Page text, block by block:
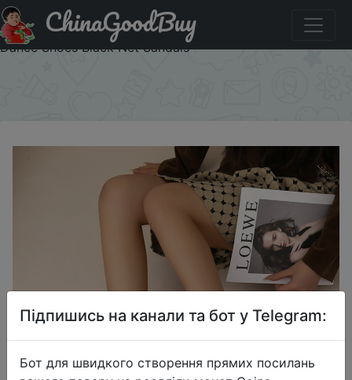
Знижка на Sexy High Heels Hollow Mesh Sandals Women
Summer Cross-tied Peep Toe Heeled Sandals Ankle Strap
Dance Shoes Black Net Sandals
ChinaGoodBuy
Підпишись на канали та бот у Telegram:
Бот для швидкого створення прямих посилань